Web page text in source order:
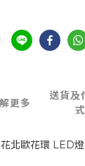
更多
送貨及
式
北歐花環 LED